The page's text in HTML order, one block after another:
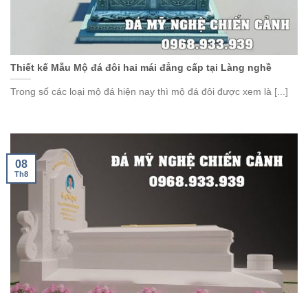
Thiết kế Mẫu Mộ đá đôi hai mái đẳng cấp tại Làng nghề
Trong số các loại mộ đá hiện nay thì mộ đá đôi được xem là [...]
08
Th8